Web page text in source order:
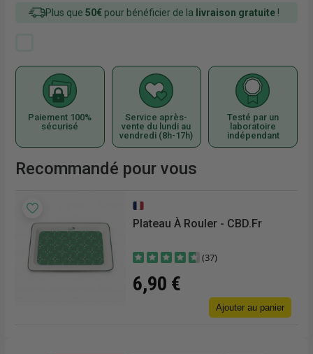
Plus que 50€pour bénéficier de la livraison gratuite!
Paiement 100%
sécurisé
Service après-
vente du lundi au
vendredi (8h-17h)
Testé par un
laboratoire
indépendant
Recommandé pour vous
Plateau À Rouler - CBD.fr
(37)
6,90 €
Ajouter au panier